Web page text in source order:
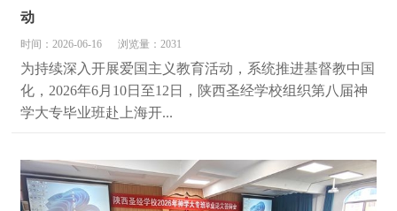
动
时间：2026-06-16 浏览量：2031
为持续深入开展爱国主义教育活动，系统推进基督教中国
化，2026年6月10日至12日，陕西圣经学校组织第八届神
学大专毕业班赴上海开...